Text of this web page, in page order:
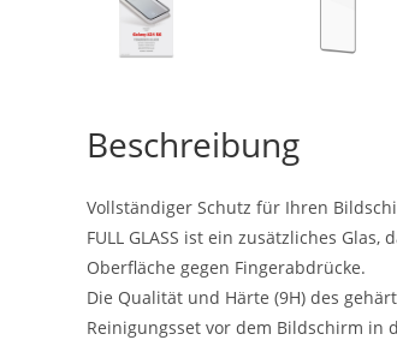
Beschreibung
Vollständiger Schutz für Ihren
FULL GLASS ist ein zusätzliches
Oberfläche gegen Fingerabdrücke.
Die Qualität und Härte (9H) des
Reinigungsset vor dem Bildschirm in